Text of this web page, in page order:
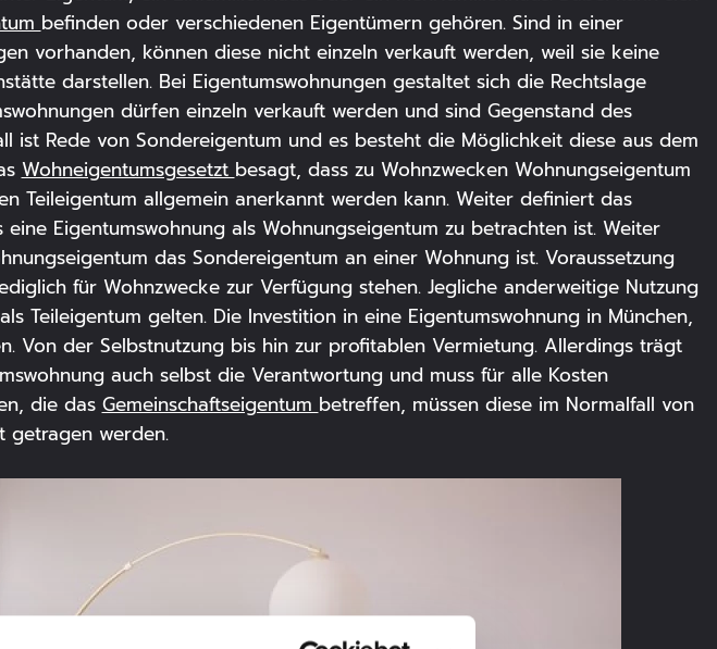
befinden oder verschiedenen Eigentümern gehören. Sind in einer
vorhanden, können diese nicht einzeln verkauft werden, weil sie keine
darstellen. Bei Eigentumswohnungen gestaltet sich die Rechtslage
dürfen einzeln verkauft werden und sind Gegenstand des
ist Rede von Sondereigentum und es besteht die Möglichkeit diese aus dem
Wohneigentumsgesetzt besagt, dass zu Wohnzwecken Wohnungseigentum
Teileigentum allgemein anerkannt werden kann. Weiter definiert das
eine Eigentumswohnung als Wohnungseigentum zu betrachten ist. Weiter
das Sondereigentum an einer Wohnung ist. Voraussetzung
für Wohnzwecke zur Verfügung stehen. Jegliche anderweitige Nutzung
Teileigentum gelten. Die Investition in eine Eigentumswohnung in München,
Von der Selbstnutzung bis hin zur profitablen Vermietung. Allerdings trägt
auch selbst die Verantwortung und muss für alle Kosten
die das Gemeinschaftseigentum betreffen, müssen diese im Normalfall von
getragen werden.